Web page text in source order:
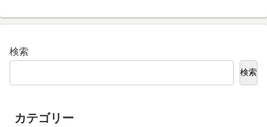
検索
検索
カテゴリー